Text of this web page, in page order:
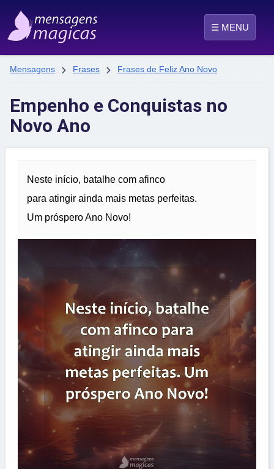
☰ MENU
Mensagens  Frases  Frases de Feliz Ano Novo
Empenho e Conquistas no
Novo Ano
Neste início, batalhe com afinco
para atingir ainda mais metas perfeitas.
Um próspero Ano Novo!